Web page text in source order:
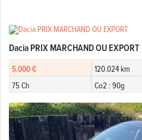
Dacia PRIX MARCHAND OU EXPORT
5.000 € 120.024 km
75 Ch
Co2 : 90g